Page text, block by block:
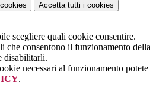
Accetta tutti i cookies
scegliere quali cookie consentire.
che consentono il funzionamento della
disabilitarli.
necessari al funzionamento potete
.